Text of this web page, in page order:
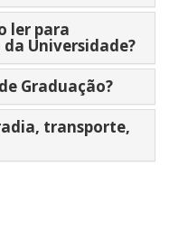
ler para
Universidade?
Graduação?
transporte,